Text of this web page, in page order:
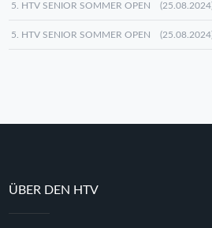
5. HTV SENIOR SOMMER OPEN
5. HTV SENIOR SOMMER OPEN
ÜBER DEN HTV